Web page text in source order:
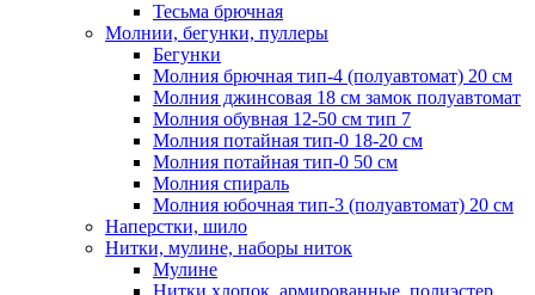
Тесьма брючная
Молнии, бегунки, пуллеры
Бегунки
Молния брючная тип-4 (полуавтомат) 20 см
Молния джинсовая 18 см замок полуавтомат
Молния обувная 12-50 см тип 7
Молния потайная тип-0 18-20 см
Молния потайная тип-0 50 см
Молния спираль
Молния юбочная тип-3 (полуавтомат) 20 см
Наперстки, шило
Нитки, мулине, наборы ниток
Мулине
Нитки хлопок, армированные, полиэстер